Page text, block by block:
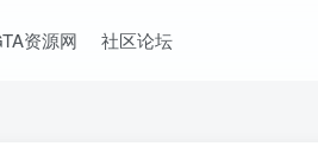
资源网 社区论坛